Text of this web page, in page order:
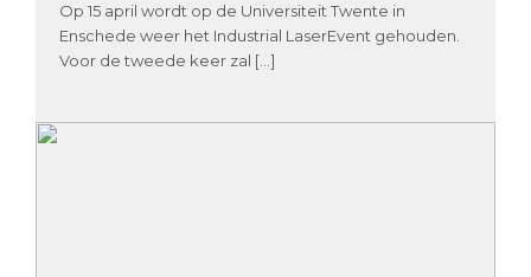
Op 15 april wordt op de Universiteit Twente in
Enschede weer het Industrial LaserEvent gehouden.
Voor de tweede keer zal […]